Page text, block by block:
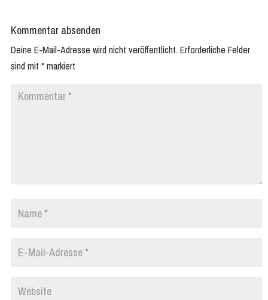
Kommentar absenden
Deine E-Mail-Adresse wird nicht veröffentlicht. Erforderliche Felder
sind mit *markiert